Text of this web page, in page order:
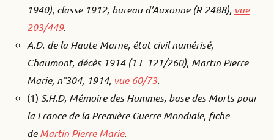
1940), classe 1912, bureau d’Auxonne (R 2488), vue
203/449.
A.D. de la Haute-Marne, état civil numérisé,
Chaumont, décès 1914 (1 E 121/260), Martin Pierre
Marie, n°304, 1914, vue 60/73.
(1) S.H.D, Mémoire des Hommes, base des Morts pour
la France de la Première Guerre Mondiale, fiche
deMartin Pierre Marie.